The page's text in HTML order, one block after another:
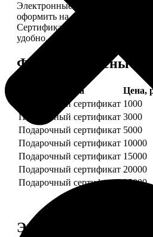
Электронные подарочные
оформить на сумму от 1 000 до
Сертификат вы сможете
удобно.
Форматы и цены
Услуга
Цена,
Подарочный сертификат 1000
Подарочный сертификат 3000
Подарочный сертификат 5000
Подарочный сертификат 10000
Подарочный сертификат 15000
Подарочный сертификат 20000
Подарочный сертификат 25000
Этапы работы